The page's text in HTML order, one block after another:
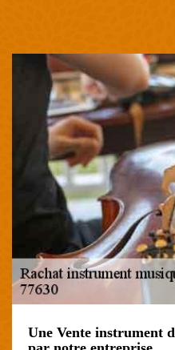
Une Vente instrument